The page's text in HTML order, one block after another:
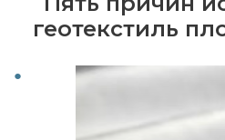
геотекстиль